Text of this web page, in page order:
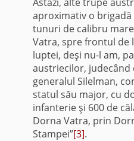
aproximativ o
tunuri de calibru
Vatra, spre frontul de
luptei, deşi nu-l am,
austriecilor, judecând
generalul Silelman,
statul său major, cu
infanterie şi 600 de
Dorna Vatra, prin
Stampei”[3].